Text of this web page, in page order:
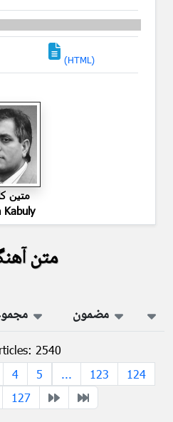
(HTML)
متین
Kabuly
متن
مضمون
2540
4 5 ... 123
124
127